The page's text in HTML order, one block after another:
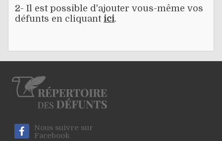
2- Il est possible d'ajouter vous-même vos
défunts en cliquant ici.
Nous suivre sur
Facebook